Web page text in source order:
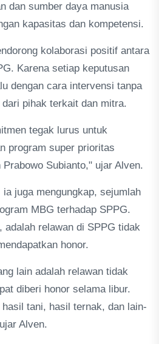
dan sumber daya manusia
kapasitas dan kompetensi.
kolaborasi positif antara
Karena setiap keputusan
dengan cara intervensi tanpa
pihak terkait dan mitra.
tegak lurus untuk
program super prioritas
Subianto," ujar Alven.
juga mengungkap, sejumlah
MBG terhadap SPPG.
adalah relawan di SPPG tidak
honor.
lain adalah relawan tidak
diberi honor selama libur.
tani, hasil ternak, dan lain-
Alven.